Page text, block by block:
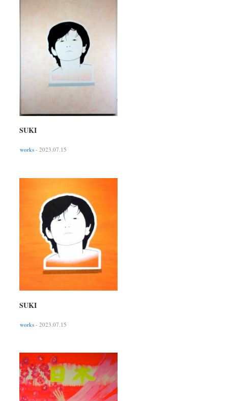
SUKI
works - 2023.07.15
SUKI
works - 2023.07.15